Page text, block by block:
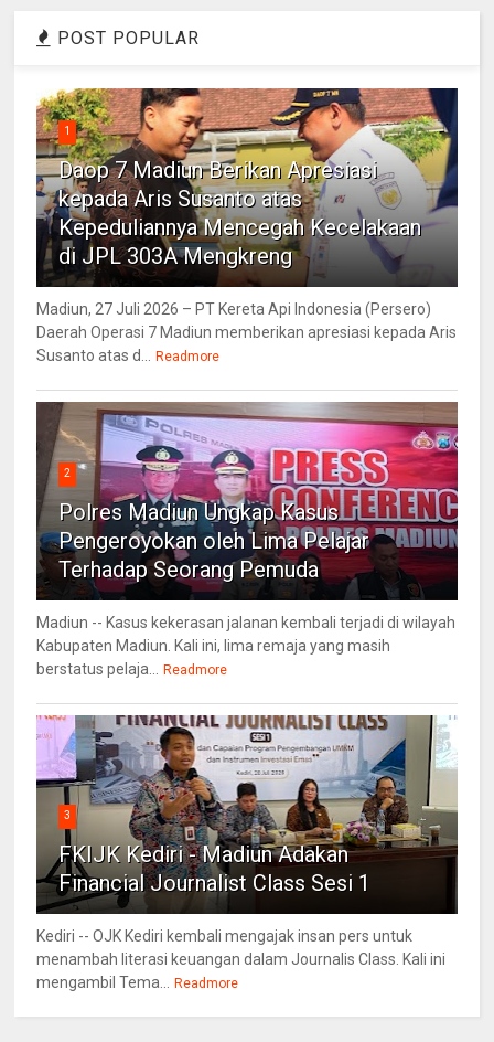
POST POPULAR
1
Daop 7 Madiun Berikan Apresiasi
kepada Aris Susanto atas
Kepeduliannya Mencegah Kecelakaan
di JPL 303A Mengkreng
Madiun, 27 Juli 2026 – PT Kereta Api Indonesia (Persero)
Daerah Operasi 7 Madiun memberikan apresiasi kepada Aris
Susanto atas d...
Readmore
2
Polres Madiun Ungkap Kasus
Pengeroyokan oleh Lima Pelajar
Terhadap Seorang Pemuda
Madiun -- Kasus kekerasan jalanan kembali terjadi di wilayah
Kabupaten Madiun. Kali ini, lima remaja yang masih
berstatus pelaja...
Readmore
3
FKIJK Kediri - Madiun Adakan
Financial Journalist Class Sesi 1
Kediri -- OJK Kediri kembali mengajak insan pers untuk
menambah literasi keuangan dalam Journalis Class. Kali ini
mengambil Tema...
Readmore